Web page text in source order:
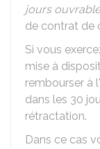
jours
de contrat de
Si vous
mise à
rembourser à
dans les 30
rétractation.
Dans ce cas